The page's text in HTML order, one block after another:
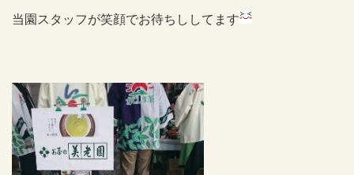
当園スタッフが笑顔でお待ちししてます